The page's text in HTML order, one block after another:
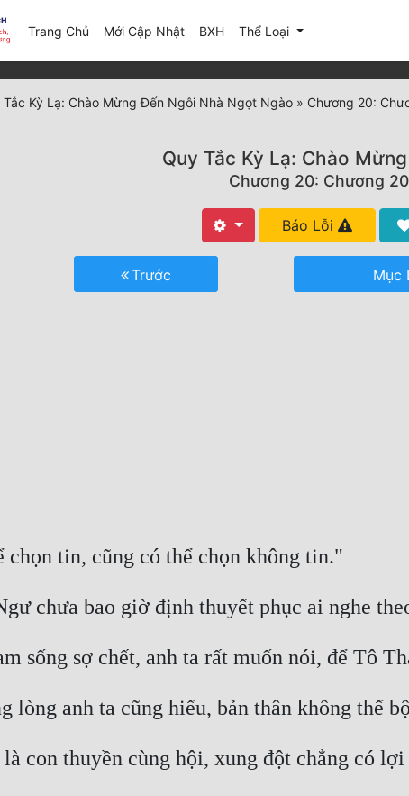
Trang Chủ Mới Cập Nhật(current)
BXH Thể Loại
Tắc Kỳ Lạ: Chào Mừng Đến Ngôi Nhà Ngọt Ngào » Chương 20:
Quy Tắc Kỳ Lạ: Chào
Chương 20: Chương
Báo Lỗi
Trước Mục
chọn tin, cũng có thể chọn không tin."
chưa bao giờ định thuyết phục ai nghe
sống sợ chết, anh ta rất muốn nói, để Tô
lòng anh ta cũng hiểu, bản thân không thể
con thuyền cùng hội, xung đột chẳng có lợi